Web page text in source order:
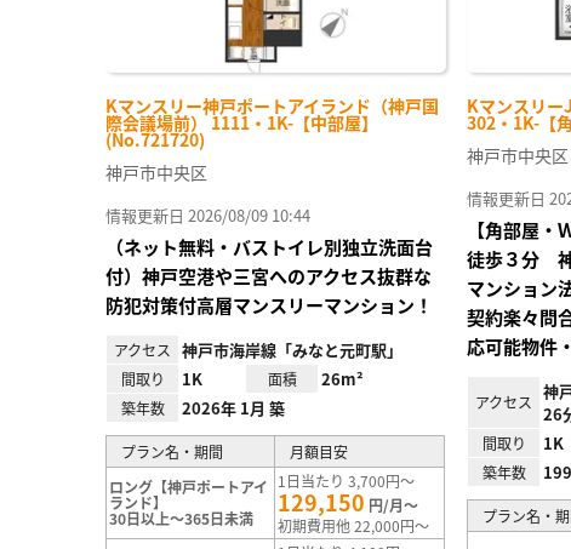
Kマンスリー神戸ポートアイランド（神戸国
際会議場前） 1111・1K-【中部屋】
(No.721720)
神戸市中央区
情報更新日 2026/08/09 10:44
（ネット無料・バストイレ別独立洗面台
付）神戸空港や三宮へのアクセス抜群な
防犯対策付高層マンスリーマンション！
アクセス 神戸市海岸線「みなと元町駅」
間取り 1K 面積 26m²
築年数 2026年 1月 築
プラン名・期間
月額目安
ロング【神戸ポートアイ
ランド】
30日以上～365日未満
1日当たり 3,700円～
129,150 円/月～
初期費用他 22,000円～
Kマンスリー
302・1K-【
神戸市中央区
情報更新日
【角部屋
徒歩３分
マンション
契約楽々問
応可能物件
アクセス
神
26
間取り 1K
築年数
プラン名・